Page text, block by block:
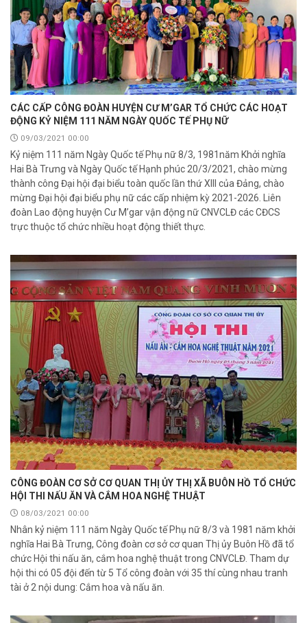
CÁC CẤP CÔNG ĐOÀN HUYỆN CƯ M’GAR TỔ CHỨC CÁC HOẠT
ĐỘNG KỶ NIỆM 111 NĂM NGÀY QUỐC TẾ PHỤ NỮ
09/03/2021 00:00
Kỷ niệm 111 năm Ngày Quốc tế Phụ nữ 8/3, 1981năm Khởi nghĩa
Hai Bà Trưng và Ngày Quốc tế Hạnh phúc 20/3/2021, chào mừng
thành công Đại hội đại biểu toàn quốc lần thứ XIII của Đảng, chào
mừng Đại hội đại biểu phụ nữ các cấp nhiệm kỳ 2021-2026. Liên
đoàn Lao động huyện Cư M’gar vận động nữ CNVCLĐ các CĐCS
trực thuộc tổ chức nhiều hoạt động thiết thực.
CÔNG ĐOÀN CƠ SỞ CƠ QUAN THỊ ỦY THỊ XÃ BUÔN HỒ TỔ CHỨC
HỘI THI NẤU ĂN VÀ CẮM HOA NGHỆ THUẬT
08/03/2021 00:00
Nhân kỷ niệm 111 năm Ngày Quốc tế Phụ nữ 8/3 và 1981 năm khởi
nghĩa Hai Bà Trưng, Công đoàn cơ sở cơ quan Thị ủy Buôn Hồ đã tổ
chức Hội thi nấu ăn, cắm hoa nghệ thuật trong CNVCLĐ. Tham dự
hội thi có 05 đội đến từ 5 Tổ công đoàn với 35 thí cùng nhau tranh
tài ở 2 nội dung: Cắm hoa và nấu ăn.